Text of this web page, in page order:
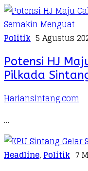
Politik 5 Agustus
Potensi HJ
Pilkada
Hariansintang.com
…
Headline,Politik 7